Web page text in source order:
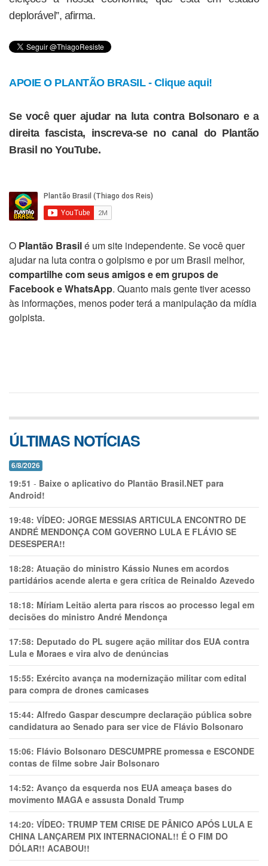
deplorável”, afirma.
APOIE O PLANTÃO BRASIL - Clique aqui!
Se você quer ajudar na luta contra Bolsonaro e a
direita fascista, inscreva-se no canal do Plantão
Brasil no YouTube.
O Plantão Brasilé um site independente. Se você quer
ajudar na luta contra o golpismo e por um Brasil melhor,
compartilhe com seus amigos e em grupos de
Facebook e WhatsApp. Quanto mais gente tiver acesso
às informações, menos poder terá a manipulação da mídia
golpista.
ÚLTIMAS NOTÍCIAS
6/8/2026
19:51 - Baixe o aplicativo do Plantão Brasil.NET para
Android!
19:48: VÍDEO: JORGE MESSIAS ARTICULA ENCONTRO DE
ANDRÉ MENDONÇA COM GOVERNO LULA E FLÁVIO SE
DESESPERA!!
18:28: Atuação do ministro Kássio Nunes em acordos
partidários acende alerta e gera crítica de Reinaldo Azevedo
18:18: Míriam Leitão alerta para riscos ao processo legal em
decisões do ministro André Mendonça
17:58: Deputado do PL sugere ação militar dos EUA contra
Lula e Moraes e vira alvo de denúncias
15:55: Exército avança na modernização militar com edital
para compra de drones camicases
15:44: Alfredo Gaspar descumpre declaração pública sobre
candidatura ao Senado para ser vice de Flávio Bolsonaro
15:06: Flávio Bolsonaro DESCUMPRE promessa e ESCONDE
contas de filme sobre Jair Bolsonaro
14:52: Avanço da esquerda nos EUA ameaça bases do
movimento MAGA e assusta Donald Trump
14:20: VÍDEO: TRUMP TEM CRlSE DE PÂNlCO APÓS LULA E
CHINA LANÇAREM PIX INTERNACIONAL!! É O FIM DO
DÓLAR!! ACABOU!!